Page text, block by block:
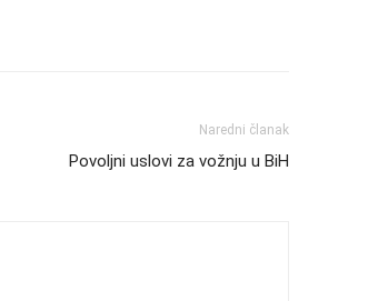
Naredni članak
Povoljni uslovi za vožnju u BiH